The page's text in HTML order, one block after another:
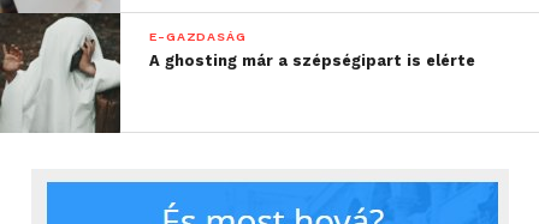
E-GAZDASÁG
A ghosting már a szépségipart is elérte